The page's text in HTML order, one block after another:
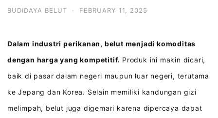
BUDIDAYA BELUT · FEBRUARY 11, 2025
Dalam industri perikanan, belut menjadi komoditas
dengan harga yang kompetitif. Produk ini makin dicari,
baik di pasar dalam negeri maupun luar negeri, terutama
ke Jepang dan Korea. Selain memiliki kandungan gizi
melimpah, belut juga digemari karena dipercaya dapat